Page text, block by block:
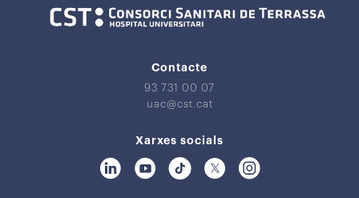
Contacte
93 731 00 07
uac@cst.cat
Xarxes socials